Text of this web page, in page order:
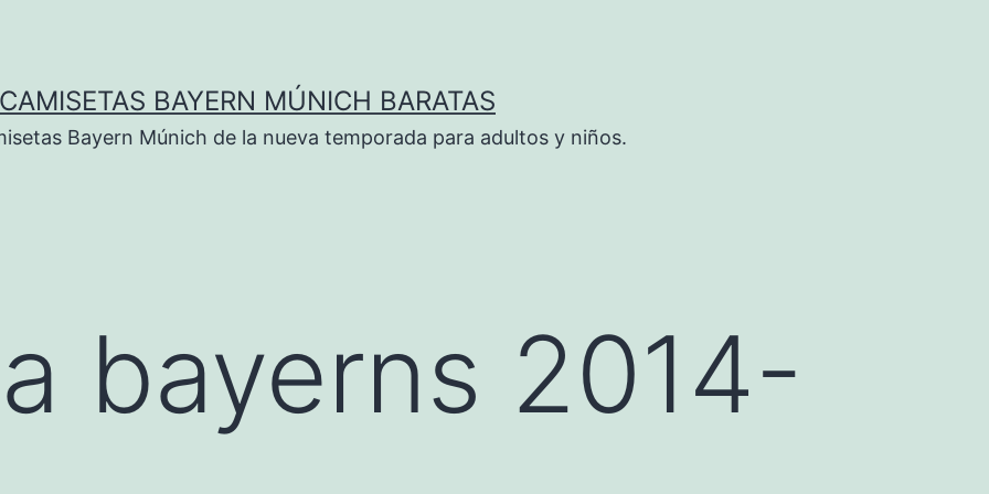
CAMISETAS BAYERN MÚNICH BARATAS
Bayern Múnich de la nueva temporada para adultos y niños.
bayerns 2014-